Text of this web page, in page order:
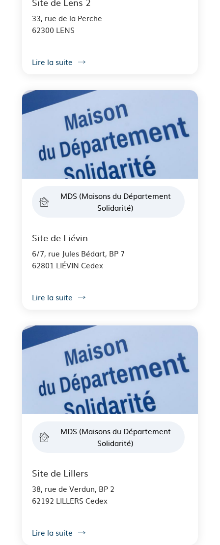
33, rue de la Perche
62300 LENS
Lire la suite
MDS (Maisons du Département
Solidarité)
Site de Liévin
6/7, rue Jules Bédart, BP 7
62801 LIÉVIN Cedex
Lire la suite
MDS (Maisons du Département
Solidarité)
Site de Lillers
38, rue de Verdun, BP 2
62192 LILLERS Cedex
Lire la suite